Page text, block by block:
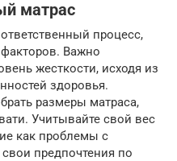
матрас
процесс,
Важно
жесткости, исходя из
здоровья.
размеры матраса,
Учитывайте свой вес
как проблемы с
предпочтения по